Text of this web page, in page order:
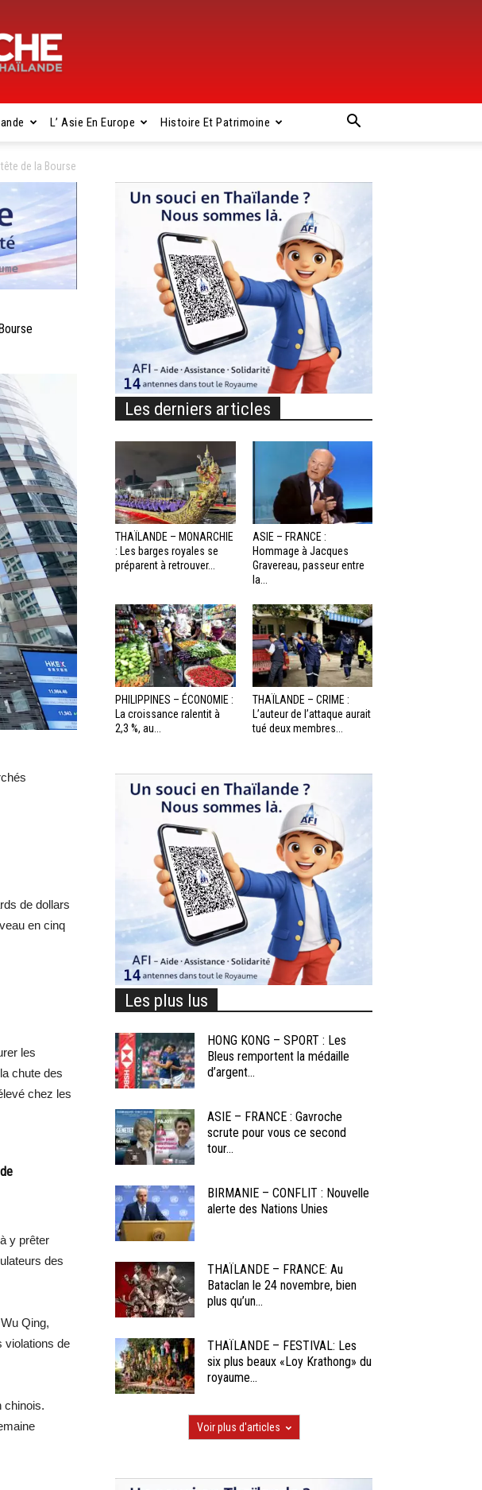
L’ Asie En Europe Histoire Et Patrimoine
de la Bourse
de dollars
en cinq
les
chute des
chez les
y prêter
des
Qing,
violations de
chinois.
Les derniers articles
THAÏLANDE – MONARCHIE
: Les barges royales se
préparent à retrouver...
ASIE – FRANCE :
Hommage à Jacques
Gravereau, passeur entre
la...
PHILIPPINES – ÉCONOMIE :
La croissance ralentit à
2,3 %, au...
THAÏLANDE – CRIME :
L’auteur de l’attaque aurait
tué deux membres...
Les plus lus
HONG KONG – SPORT : Les
Bleus remportent la médaille
d’argent...
ASIE – FRANCE : Gavroche
scrute pour vous ce second
tour...
BIRMANIE – CONFLIT : Nouvelle
alerte des Nations Unies
THAÏLANDE – FRANCE: Au
Bataclan le 24 novembre, bien
plus qu’un...
THAÏLANDE – FESTIVAL: Les
six plus beaux «Loy Krathong» du
royaume...
Voir plus d'articles